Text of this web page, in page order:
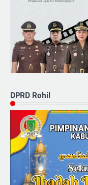
DPRD Rohil